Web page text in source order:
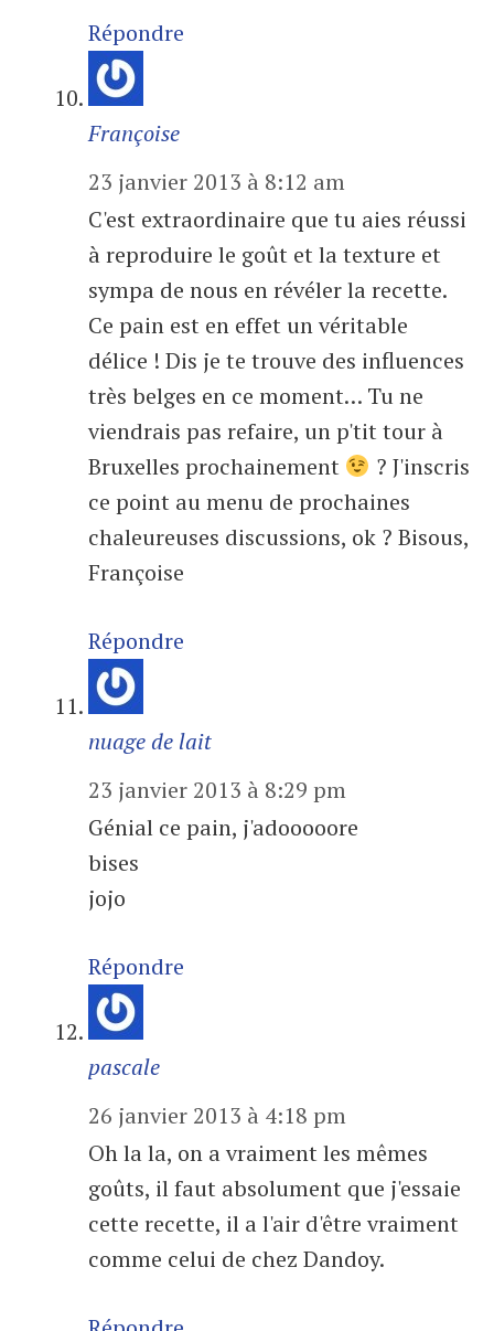
Répondre
Françoise
23 janvier 2013 à 8:12 am
C'est extraordinaire que tu aies réussi
à reproduire le goût et la texture et
sympa de nous en révéler la recette.
Ce pain est en effet un véritable
délice ! Dis je te trouve des influences
très belges en ce moment… Tu ne
viendrais pas refaire, un p'tit tour à
Bruxelles prochainement
? J'inscris
ce point au menu de prochaines
chaleureuses discussions, ok ? Bisous,
Françoise
Répondre
nuage de lait
23 janvier 2013 à 8:29 pm
Génial ce pain, j'adooooore
bises
jojo
Répondre
pascale
26 janvier 2013 à 4:18 pm
Oh la la, on a vraiment les mêmes
goûts, il faut absolument que j'essaie
cette recette, il a l'air d'être vraiment
comme celui de chez Dandoy.